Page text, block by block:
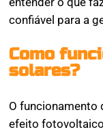
confiável para a
Como
solares?
O funcionamento
efeito